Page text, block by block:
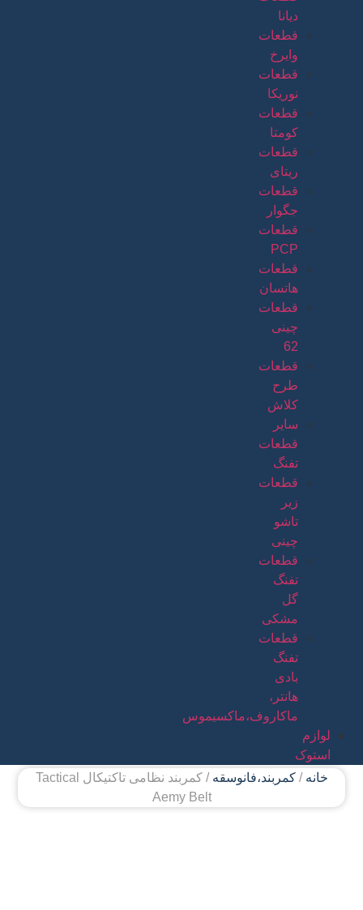
دیانا
قطعات
وایرخ
قطعات
نوریکا
قطعات
کومتا
قطعات
ریتای
قطعات
جگوار
قطعات
PCP
قطعات
هاتسان
قطعات
چینی
62
قطعات
طرح
کلاش
سایر
قطعات
تفنگ
قطعات
زیر
تاشو
چینی
قطعات
تفنگ
گل
مشکی
قطعات
تفنگ
بادی
هانتر،
ماکاروف،ماکسیموس
لوازم
استوک
خانه /کمربند،فانوسقه
/ کمربند نظامی تاکتیکال Tactical
Aemy Belt